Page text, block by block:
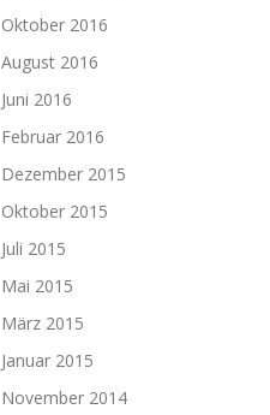
Oktober 2016
August 2016
Juni 2016
Februar 2016
Dezember 2015
Oktober 2015
Juli 2015
Mai 2015
März 2015
Januar 2015
November 2014